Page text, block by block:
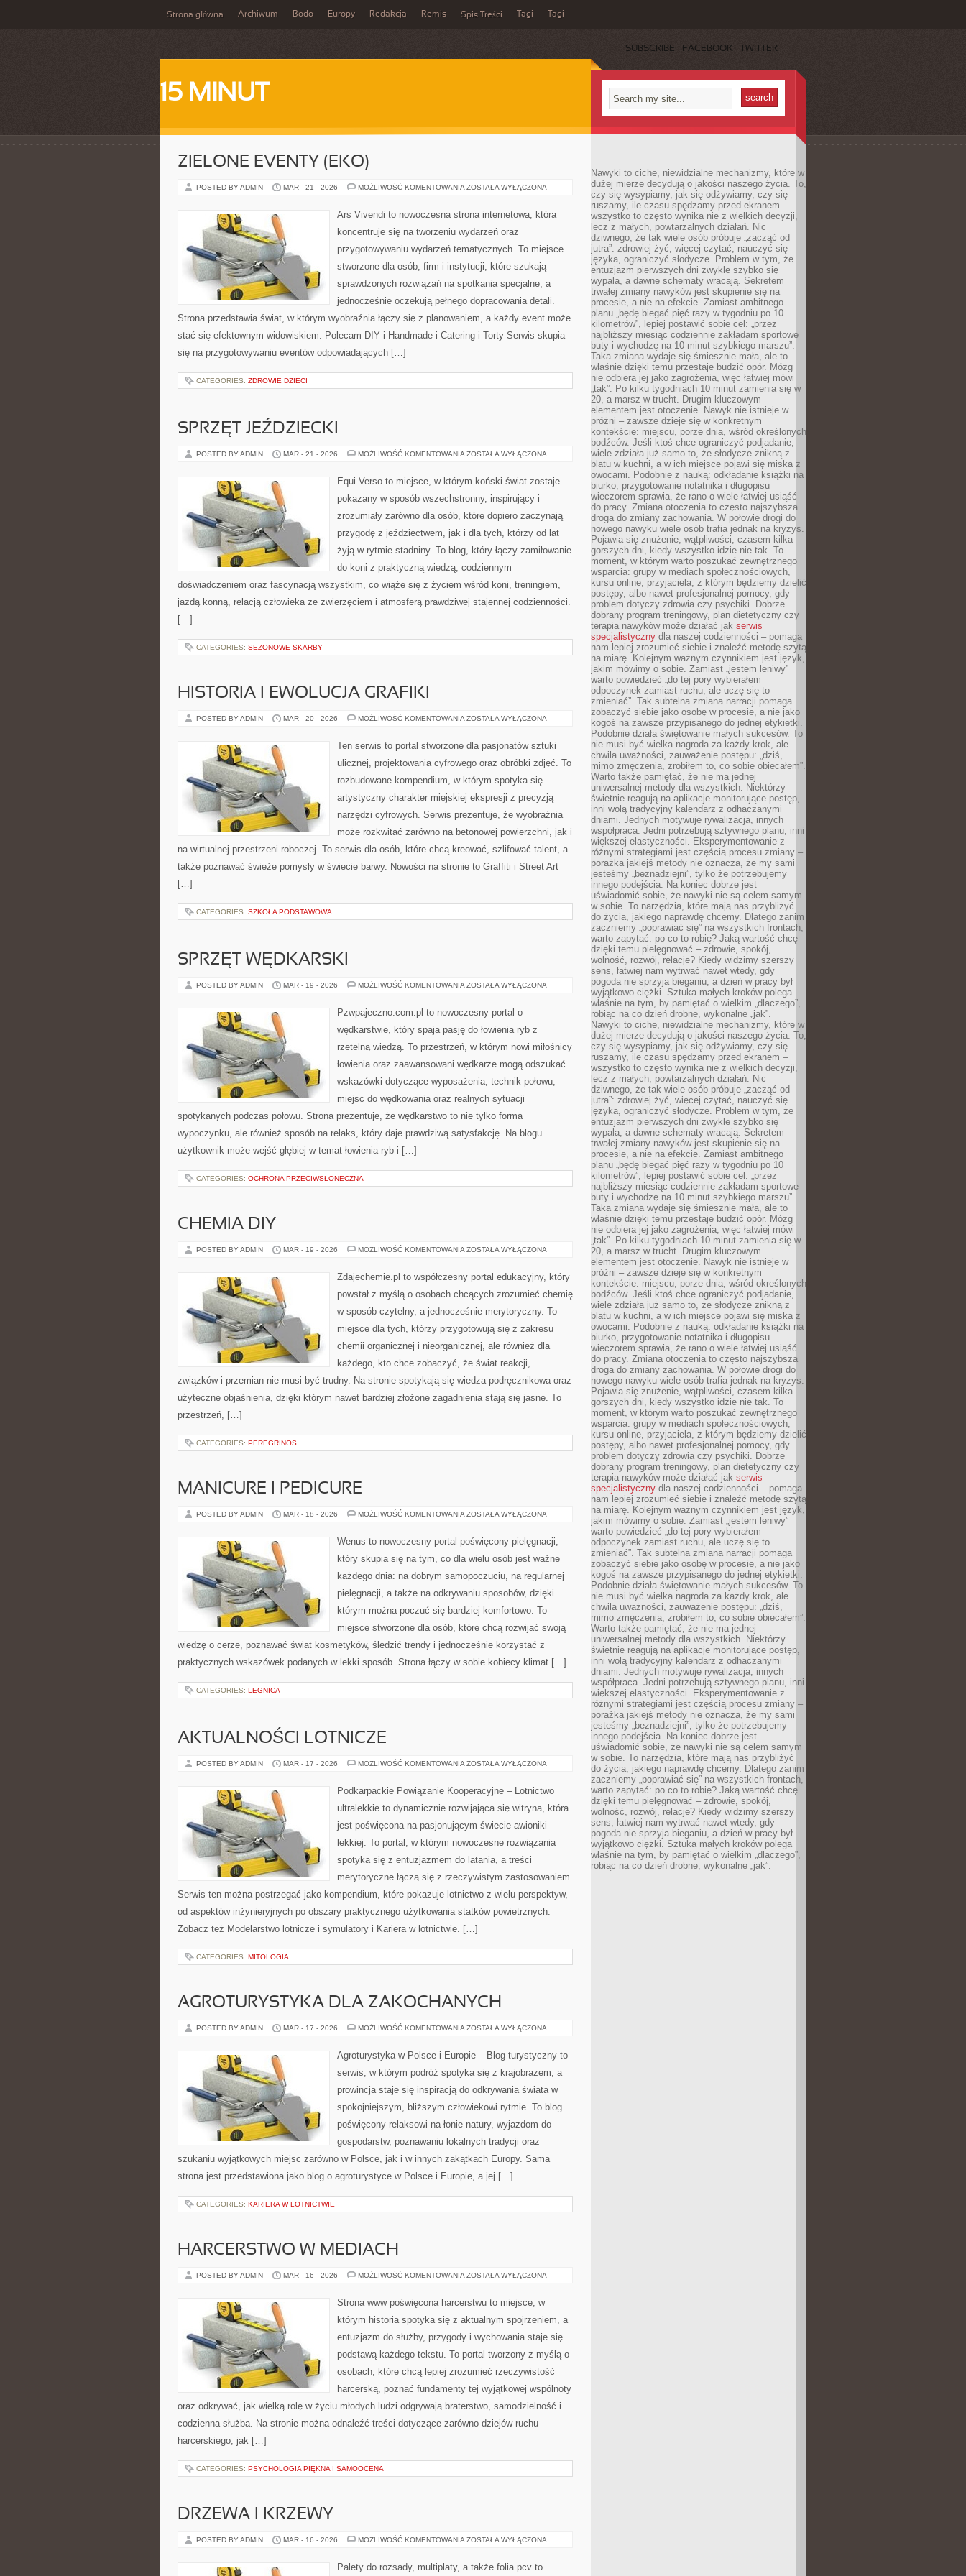
Strona główna Archiwum Bodo Europy Redakcja Remis Spis Treści Tagi Tagi
SUBSCRIBE FACEBOOK TWITTER
15 MINUT
ZIELONE EVENTY (EKO)
POSTED BY ADMIN MAR - 21 - 2026 MOŻLIWOŚĆ KOMENTOWANIA ZIELONE
ZOSTAŁA WYŁĄCZONA
Ars Vivendi to nowoczesna strona internetowa, która
koncentruje się na tworzeniu wydarzeń oraz
przygotowywaniu wydarzeń tematycznych. To miejsce
stworzone dla osób, firm i instytucji, które szukają
sprawdzonych rozwiązań na spotkania specjalne, a
jednocześnie oczekują pełnego dopracowania detali.
Strona przedstawia świat, w którym wyobraźnia łączy się z planowaniem, a każdy event może
stać się efektownym widowiskiem. Polecam DIY i Handmade i Catering i Torty Serwis skupia
się na przygotowywaniu eventów odpowiadających […]
CATEGORIES: ZDROWIE DZIECI
SPRZĘT JEŹDZIECKI
POSTED BY ADMIN MAR - 21 - 2026 MOŻLIWOŚĆ KOMENTOWANIA SPRZĘT
ZOSTAŁA WYŁĄCZONA
Equi Verso to miejsce, w którym koński świat zostaje
pokazany w sposób wszechstronny, inspirujący i
zrozumiały zarówno dla osób, które dopiero zaczynają
przygodę z jeździectwem, jak i dla tych, którzy od lat
żyją w rytmie stadniny. To blog, który łączy zamiłowanie
do koni z praktyczną wiedzą, codziennym
doświadczeniem oraz fascynacją wszystkim, co wiąże się z życiem wśród koni, treningiem,
jazdą konną, relacją człowieka ze zwierzęciem i atmosferą prawdziwej stajennej codzienności.
[…]
CATEGORIES: SEZONOWE SKARBY
HISTORIA I EWOLUCJA GRAFIKI
POSTED BY ADMIN MAR - 20 - 2026 MOŻLIWOŚĆ KOMENTOWANIA HISTORIA
GRAFIKI
ZOSTAŁA WYŁĄCZONA
Ten serwis to portal stworzone dla pasjonatów sztuki
ulicznej, projektowania cyfrowego oraz obróbki zdjęć. To
rozbudowane kompendium, w którym spotyka się
artystyczny charakter miejskiej ekspresji z precyzją
narzędzi cyfrowych. Serwis prezentuje, że wyobraźnia
może rozkwitać zarówno na betonowej powierzchni, jak i
na wirtualnej przestrzeni roboczej. To serwis dla osób, które chcą kreować, szlifować talent, a
także poznawać świeże pomysły w świecie barwy. Nowości na stronie to Graffiti i Street Art
[…]
CATEGORIES: SZKOŁA PODSTAWOWA
SPRZĘT WĘDKARSKI
POSTED BY ADMIN MAR - 19 - 2026 MOŻLIWOŚĆ KOMENTOWANIA SPRZĘT
ZOSTAŁA WYŁĄCZONA
Pzwpajeczno.com.pl to nowoczesny portal o
wędkarstwie, który spaja pasję do łowienia ryb z
rzetelną wiedzą. To przestrzeń, w którym nowi miłośnicy
łowienia oraz zaawansowani wędkarze mogą odszukać
wskazówki dotyczące wyposażenia, technik połowu,
miejsc do wędkowania oraz realnych sytuacji
spotykanych podczas połowu. Strona prezentuje, że wędkarstwo to nie tylko forma
wypoczynku, ale również sposób na relaks, który daje prawdziwą satysfakcję. Na blogu
użytkownik może wejść głębiej w temat łowienia ryb i […]
CATEGORIES: OCHRONA PRZECIWSŁONECZNA
CHEMIA DIY
POSTED BY ADMIN MAR - 19 - 2026 MOŻLIWOŚĆ KOMENTOWANIA CHEMIA
ZOSTAŁA WYŁĄCZONA
Zdajechemie.pl to współczesny portal edukacyjny, który
powstał z myślą o osobach chcących zrozumieć chemię
w sposób czytelny, a jednocześnie merytoryczny. To
miejsce dla tych, którzy przygotowują się z zakresu
chemii organicznej i nieorganicznej, ale również dla
każdego, kto chce zobaczyć, że świat reakcji,
związków i przemian nie musi być trudny. Na stronie spotykają się wiedza podręcznikowa oraz
użyteczne objaśnienia, dzięki którym nawet bardziej złożone zagadnienia stają się jasne. To
przestrzeń, […]
CATEGORIES: PEREGRINOS
MANICURE I PEDICURE
POSTED BY ADMIN MAR - 18 - 2026 MOŻLIWOŚĆ KOMENTOWANIA MANICURE
ZOSTAŁA WYŁĄCZONA
Wenus to nowoczesny portal poświęcony pielęgnacji,
który skupia się na tym, co dla wielu osób jest ważne
każdego dnia: na dobrym samopoczuciu, na regularnej
pielęgnacji, a także na odkrywaniu sposobów, dzięki
którym można poczuć się bardziej komfortowo. To
miejsce stworzone dla osób, które chcą rozwijać swoją
wiedzę o cerze, poznawać świat kosmetyków, śledzić trendy i jednocześnie korzystać z
praktycznych wskazówek podanych w lekki sposób. Strona łączy w sobie kobiecy klimat […]
CATEGORIES: LEGNICA
AKTUALNOŚCI LOTNICZE
POSTED BY ADMIN MAR - 17 - 2026 MOŻLIWOŚĆ KOMENTOWANIA AKTUALNOŚCI
ZOSTAŁA WYŁĄCZONA
Podkarpackie Powiązanie Kooperacyjne – Lotnictwo
ultralekkie to dynamicznie rozwijająca się witryna, która
jest poświęcona na pasjonującym świecie awioniki
lekkiej. To portal, w którym nowoczesne rozwiązania
spotyka się z entuzjazmem do latania, a treści
merytoryczne łączą się z rzeczywistym zastosowaniem.
Serwis ten można postrzegać jako kompendium, które pokazuje lotnictwo z wielu perspektyw,
od aspektów inżynieryjnych po obszary praktycznego użytkowania statków powietrznych.
Zobacz też Modelarstwo lotnicze i symulatory i Kariera w lotnictwie. […]
CATEGORIES: MITOLOGIA
AGROTURYSTYKA DLA ZAKOCHANYCH
POSTED BY ADMIN MAR - 17 - 2026 MOŻLIWOŚĆ KOMENTOWANIA AGROTURYSTYKA
ZOSTAŁA WYŁĄCZONA
Agroturystyka w Polsce i Europie – Blog turystyczny to
serwis, w którym podróż spotyka się z krajobrazem, a
prowincja staje się inspiracją do odkrywania świata w
spokojniejszym, bliższym człowiekowi rytmie. To blog
poświęcony relaksowi na łonie natury, wyjazdom do
gospodarstw, poznawaniu lokalnych tradycji oraz
szukaniu wyjątkowych miejsc zarówno w Polsce, jak i w innych zakątkach Europy. Sama
strona jest przedstawiona jako blog o agroturystyce w Polsce i Europie, a jej […]
CATEGORIES: KARIERA W LOTNICTWIE
HARCERSTWO W MEDIACH
POSTED BY ADMIN MAR - 16 - 2026 MOŻLIWOŚĆ KOMENTOWANIA HARCERSTWO
ZOSTAŁA WYŁĄCZONA
Strona www poświęcona harcerstwu to miejsce, w
którym historia spotyka się z aktualnym spojrzeniem, a
entuzjazm do służby, przygody i wychowania staje się
podstawą każdego tekstu. To portal tworzony z myślą o
osobach, które chcą lepiej zrozumieć rzeczywistość
harcerską, poznać fundamenty tej wyjątkowej wspólnoty
oraz odkrywać, jak wielką rolę w życiu młodych ludzi odgrywają braterstwo, samodzielność i
codzienna służba. Na stronie można odnaleźć treści dotyczące zarówno dziejów ruchu
harcerskiego, jak […]
CATEGORIES: PSYCHOLOGIA PIĘKNA I SAMOOCENA
DRZEWA I KRZEWY
POSTED BY ADMIN MAR - 16 - 2026 MOŻLIWOŚĆ KOMENTOWANIA DRZEWA
ZOSTAŁA WYŁĄCZONA
Palety do rozsady, multiplaty, a także folia pcv to
Nawyki to ciche, niewidzialne mechanizmy, które w
dużej mierze decydują o jakości naszego życia. To,
czy się wysypiamy, jak się odżywiamy, czy się
ruszamy, ile czasu spędzamy przed ekranem –
wszystko to często wynika nie z wielkich decyzji,
lecz z małych, powtarzalnych działań. Nic
dziwnego, że tak wiele osób próbuje „zacząć od
jutra”: zdrowiej żyć, więcej czytać, nauczyć się
języka, ograniczyć słodycze. Problem w tym, że
entuzjazm pierwszych dni zwykle szybko się
wypala, a dawne schematy wracają. Sekretem
trwałej zmiany nawyków jest skupienie się na
procesie, a nie na efekcie. Zamiast ambitnego
planu „będę biegać pięć razy w tygodniu po 10
kilometrów”, lepiej postawić sobie cel: „przez
najbliższy miesiąc codziennie zakładam sportowe
buty i wychodzę na 10 minut szybkiego marszu”.
Taka zmiana wydaje się śmiesznie mała, ale to
właśnie dzięki temu przestaje budzić opór. Mózg
nie odbiera jej jako zagrożenia, więc łatwiej mówi
„tak”. Po kilku tygodniach 10 minut zamienia się w
20, a marsz w trucht. Drugim kluczowym
elementem jest otoczenie. Nawyk nie istnieje w
próżni – zawsze dzieje się w konkretnym
kontekście: miejscu, porze dnia, wśród określonych
bodźców. Jeśli ktoś chce ograniczyć podjadanie,
wiele zdziała już samo to, że słodycze znikną z
blatu w kuchni, a w ich miejsce pojawi się miska z
owocami. Podobnie z nauką: odkładanie książki na
biurko, przygotowanie notatnika i długopisu
wieczorem sprawia, że rano o wiele łatwiej usiąść
do pracy. Zmiana otoczenia to często najszybsza
droga do zmiany zachowania. W połowie drogi do
nowego nawyku wiele osób trafia jednak na kryzys.
Pojawia się znużenie, wątpliwości, czasem kilka
gorszych dni, kiedy wszystko idzie nie tak. To
moment, w którym warto poszukać zewnętrznego
wsparcia: grupy w mediach społecznościowych,
kursu online, przyjaciela, z którym będziemy dzielić
postępy, albo nawet profesjonalnej pomocy, gdy
problem dotyczy zdrowia czy psychiki. Dobrze
dobrany program treningowy, plan dietetyczny czy
terapia nawyków może działać jak serwis
specjalistyczny dla naszej codzienności – pomaga
nam lepiej zrozumieć siebie i znaleźć metodę szytą
na miarę. Kolejnym ważnym czynnikiem jest język,
jakim mówimy o sobie. Zamiast „jestem leniwy”
warto powiedzieć „do tej pory wybierałem
odpoczynek zamiast ruchu, ale uczę się to
zmieniać”. Tak subtelna zmiana narracji pomaga
zobaczyć siebie jako osobę w procesie, a nie jako
kogoś na zawsze przypisanego do jednej etykietki.
Podobnie działa świętowanie małych sukcesów. To
nie musi być wielka nagroda za każdy krok, ale
chwila uważności, zauważenie postępu: „dziś,
mimo zmęczenia, zrobiłem to, co sobie obiecałem”.
Warto także pamiętać, że nie ma jednej
uniwersalnej metody dla wszystkich. Niektórzy
świetnie reagują na aplikacje monitorujące postęp,
inni wolą tradycyjny kalendarz z odhaczanymi
dniami. Jednych motywuje rywalizacja, innych
współpraca. Jedni potrzebują sztywnego planu, inni
większej elastyczności. Eksperymentowanie z
różnymi strategiami jest częścią procesu zmiany –
porażka jakiejś metody nie oznacza, że my sami
jesteśmy „beznadziejni”, tylko że potrzebujemy
innego podejścia. Na koniec dobrze jest
uświadomić sobie, że nawyki nie są celem samym
w sobie. To narzędzia, które mają nas przybliżyć
do życia, jakiego naprawdę chcemy. Dlatego zanim
zaczniemy „poprawiać się” na wszystkich frontach,
warto zapytać: po co to robię? Jaką wartość chcę
dzięki temu pielęgnować – zdrowie, spokój,
wolność, rozwój, relacje? Kiedy widzimy szerszy
sens, łatwiej nam wytrwać nawet wtedy, gdy
pogoda nie sprzyja bieganiu, a dzień w pracy był
wyjątkowo ciężki. Sztuka małych kroków polega
właśnie na tym, by pamiętać o wielkim „dlaczego”,
robiąc na co dzień drobne, wykonalne „jak”.
Nawyki to ciche, niewidzialne mechanizmy, które w
dużej mierze decydują o jakości naszego życia. To,
czy się wysypiamy, jak się odżywiamy, czy się
ruszamy, ile czasu spędzamy przed ekranem –
wszystko to często wynika nie z wielkich decyzji,
lecz z małych, powtarzalnych działań. Nic
dziwnego, że tak wiele osób próbuje „zacząć od
jutra”: zdrowiej żyć, więcej czytać, nauczyć się
języka, ograniczyć słodycze. Problem w tym, że
entuzjazm pierwszych dni zwykle szybko się
wypala, a dawne schematy wracają. Sekretem
trwałej zmiany nawyków jest skupienie się na
procesie, a nie na efekcie. Zamiast ambitnego
planu „będę biegać pięć razy w tygodniu po 10
kilometrów”, lepiej postawić sobie cel: „przez
najbliższy miesiąc codziennie zakładam sportowe
buty i wychodzę na 10 minut szybkiego marszu”.
Taka zmiana wydaje się śmiesznie mała, ale to
właśnie dzięki temu przestaje budzić opór. Mózg
nie odbiera jej jako zagrożenia, więc łatwiej mówi
„tak”. Po kilku tygodniach 10 minut zamienia się w
20, a marsz w trucht. Drugim kluczowym
elementem jest otoczenie. Nawyk nie istnieje w
próżni – zawsze dzieje się w konkretnym
kontekście: miejscu, porze dnia, wśród określonych
bodźców. Jeśli ktoś chce ograniczyć podjadanie,
wiele zdziała już samo to, że słodycze znikną z
blatu w kuchni, a w ich miejsce pojawi się miska z
owocami. Podobnie z nauką: odkładanie książki na
biurko, przygotowanie notatnika i długopisu
wieczorem sprawia, że rano o wiele łatwiej usiąść
do pracy. Zmiana otoczenia to często najszybsza
droga do zmiany zachowania. W połowie drogi do
nowego nawyku wiele osób trafia jednak na kryzys.
Pojawia się znużenie, wątpliwości, czasem kilka
gorszych dni, kiedy wszystko idzie nie tak. To
moment, w którym warto poszukać zewnętrznego
wsparcia: grupy w mediach społecznościowych,
kursu online, przyjaciela, z którym będziemy dzielić
postępy, albo nawet profesjonalnej pomocy, gdy
problem dotyczy zdrowia czy psychiki. Dobrze
dobrany program treningowy, plan dietetyczny czy
terapia nawyków może działać jak serwis
specjalistyczny dla naszej codzienności – pomaga
nam lepiej zrozumieć siebie i znaleźć metodę szytą
na miarę. Kolejnym ważnym czynnikiem jest język,
jakim mówimy o sobie. Zamiast „jestem leniwy”
warto powiedzieć „do tej pory wybierałem
odpoczynek zamiast ruchu, ale uczę się to
zmieniać”. Tak subtelna zmiana narracji pomaga
zobaczyć siebie jako osobę w procesie, a nie jako
kogoś na zawsze przypisanego do jednej etykietki.
Podobnie działa świętowanie małych sukcesów. To
nie musi być wielka nagroda za każdy krok, ale
chwila uważności, zauważenie postępu: „dziś,
mimo zmęczenia, zrobiłem to, co sobie obiecałem”.
Warto także pamiętać, że nie ma jednej
uniwersalnej metody dla wszystkich. Niektórzy
świetnie reagują na aplikacje monitorujące postęp,
inni wolą tradycyjny kalendarz z odhaczanymi
dniami. Jednych motywuje rywalizacja, innych
współpraca. Jedni potrzebują sztywnego planu, inni
większej elastyczności. Eksperymentowanie z
różnymi strategiami jest częścią procesu zmiany –
porażka jakiejś metody nie oznacza, że my sami
jesteśmy „beznadziejni”, tylko że potrzebujemy
innego podejścia. Na koniec dobrze jest
uświadomić sobie, że nawyki nie są celem samym
w sobie. To narzędzia, które mają nas przybliżyć
do życia, jakiego naprawdę chcemy. Dlatego zanim
zaczniemy „poprawiać się” na wszystkich frontach,
warto zapytać: po co to robię? Jaką wartość chcę
dzięki temu pielęgnować – zdrowie, spokój,
wolność, rozwój, relacje? Kiedy widzimy szerszy
sens, łatwiej nam wytrwać nawet wtedy, gdy
pogoda nie sprzyja bieganiu, a dzień w pracy był
wyjątkowo ciężki. Sztuka małych kroków polega
właśnie na tym, by pamiętać o wielkim „dlaczego”,
robiąc na co dzień drobne, wykonalne „jak”.